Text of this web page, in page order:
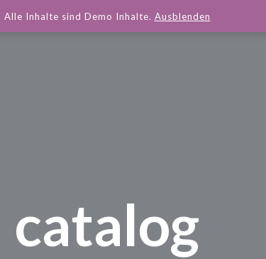
catalog
Alle Inhalte sind Demo Inhalte. Ausblenden